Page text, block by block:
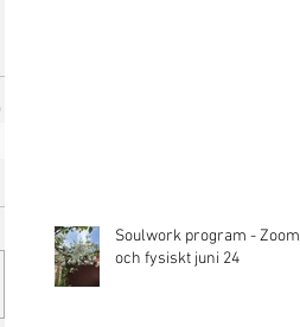
Soulwork program - Zoom
och fysiskt juni 24